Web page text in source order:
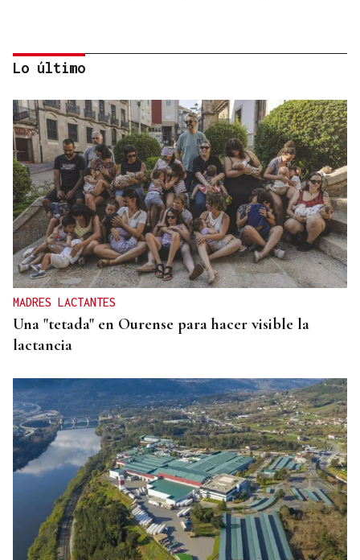
Pilar Cernuda
CRÓNICA PERSONAL
El empeño del rey con Ceuta
Lo último
MADRES LACTANTES
Una "tetada" en Ourense para hacer visible la
lactancia